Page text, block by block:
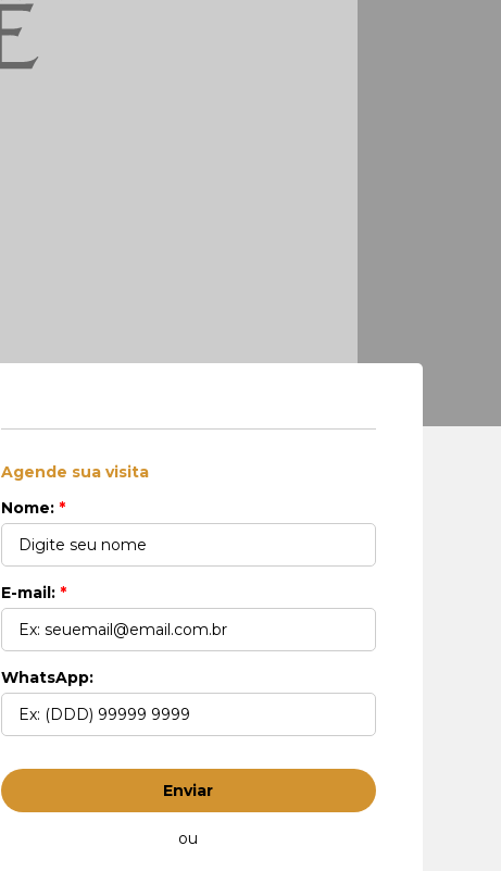
Agende sua visita
Nome: *
E-mail: *
WhatsApp:
Enviar
ou